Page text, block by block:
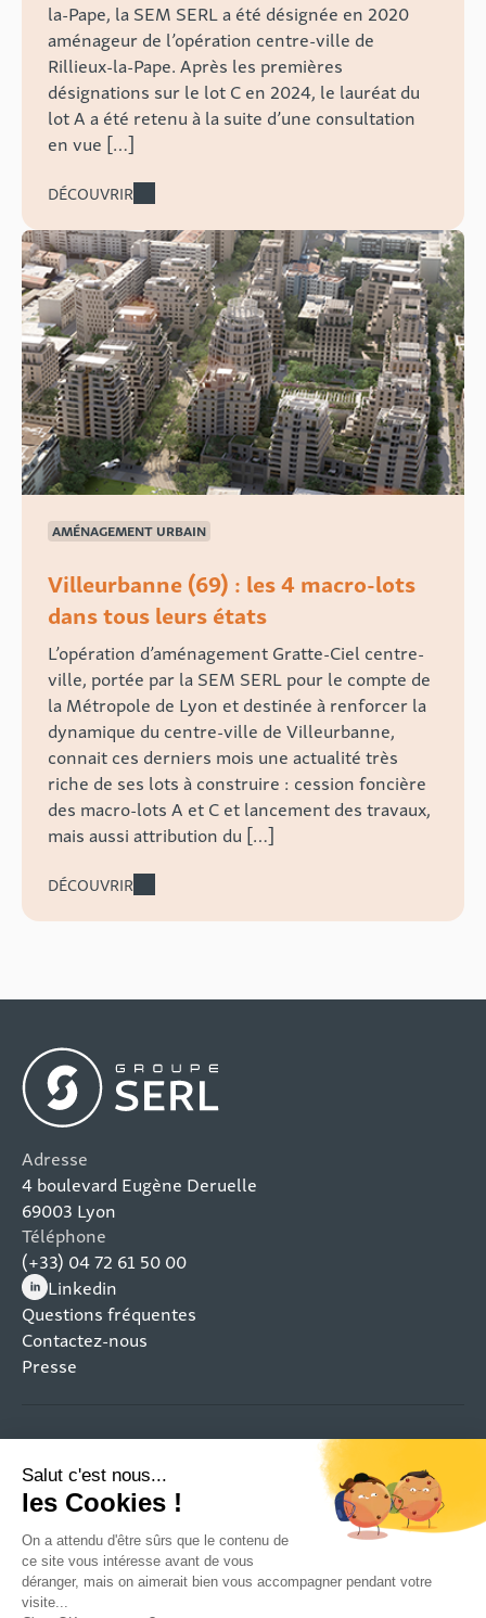
la-Pape, la SEM SERL a été désignée en 2020
aménageur de l’opération centre-ville de
Rillieux-la-Pape. Après les premières
désignations sur le lot C en 2024, le lauréat du
lot A a été retenu à la suite d’une consultation
en vue […]
DÉCOUVRIR
AMÉNAGEMENT URBAIN
Villeurbanne (69) : les 4 macro-lots
dans tous leurs états
L’opération d’aménagement Gratte-Ciel centre-
ville, portée par la SEM SERL pour le compte de
la Métropole de Lyon et destinée à renforcer la
dynamique du centre-ville de Villeurbanne,
connait ces derniers mois une actualité très
riche de ses lots à construire : cession foncière
des macro-lots A et C et lancement des travaux,
mais aussi attribution du […]
DÉCOUVRIR
Adresse
4 boulevard Eugène Deruelle
69003 Lyon
Téléphone
(+33) 04 72 61 50 00
Linkedin
(nouvelle fenêtre)
Questions fréquentes
Contactez-nous
Presse
Mentions légales
Plan du site
Politique de confidentialité
Restez connecté aux projets qui transforment les
territoires